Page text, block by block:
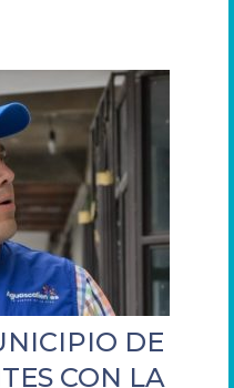
DE
CON LA